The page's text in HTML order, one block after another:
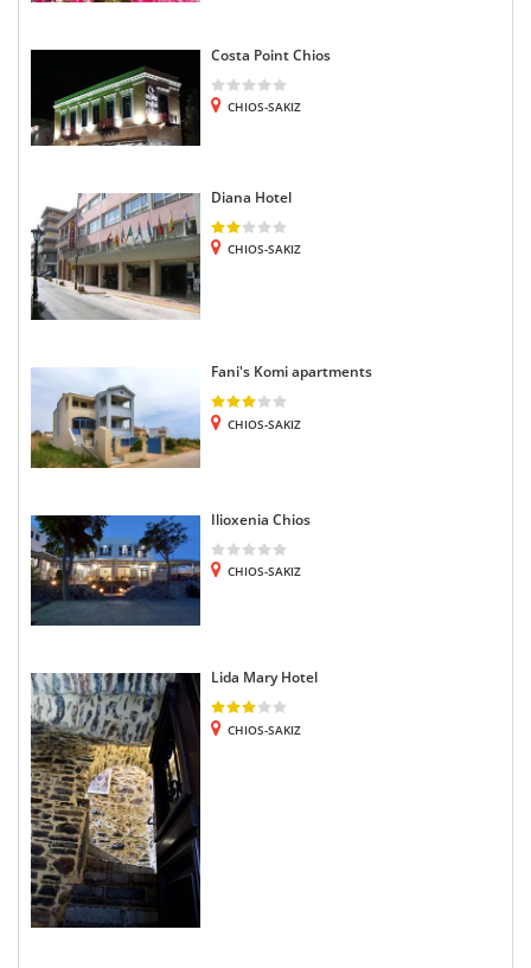
Costa Point Chios
CHIOS-SAKIZ
Diana Hotel
CHIOS-SAKIZ
Fani's Komi apartments
CHIOS-SAKIZ
Ilioxenia Chios
CHIOS-SAKIZ
Lida Mary Hotel
CHIOS-SAKIZ